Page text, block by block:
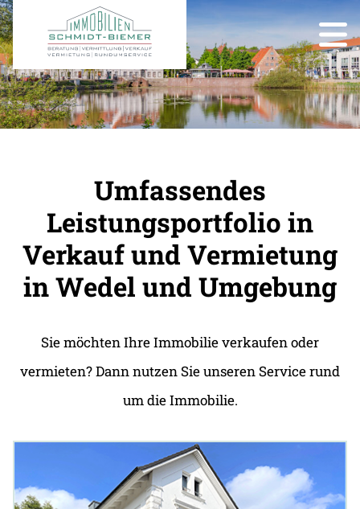
Umfassendes
Leistungsportfolio in
Verkauf und Vermietung
in Wedel und Umgebung
Sie möchten Ihre Immobilie verkaufen oder
vermieten? Dann nutzen Sie unseren Service rund
um die Immobilie.